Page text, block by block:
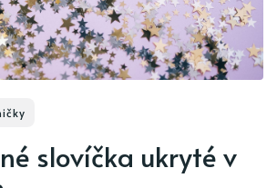
slovíčka ukryté v